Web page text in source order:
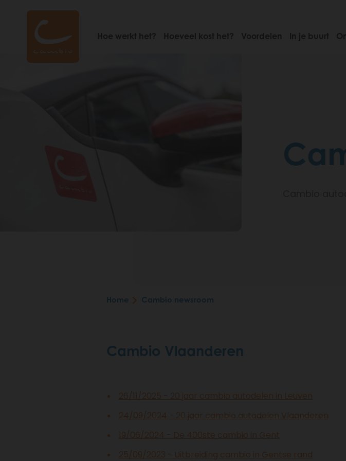
Home Cambio newsroom
Cambio Vlaanderen
26/11/2025 - 20 jaar cambio autodelen in Leuven
24/09/2024 - 20 jaar cambio autodelen Vlaanderen
19/06/2024 - De 400ste cambio in Gent
25/09/2023 - Uitbreiding cambio in Gentse rand